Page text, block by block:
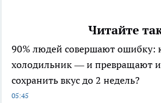
Читайте
90% людей совершают ошибку:
холодильник — и превращают
сохранить вкус до 2 недель?
05:45